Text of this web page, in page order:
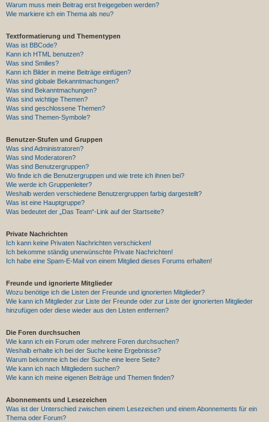
Warum muss mein Beitrag erst freigegeben werden?
Wie markiere ich ein Thema als neu?
Textformatierung und Thementypen
Was ist BBCode?
Kann ich HTML benutzen?
Was sind Smilies?
Kann ich Bilder in meine Beiträge einfügen?
Was sind globale Bekanntmachungen?
Was sind Bekanntmachungen?
Was sind wichtige Themen?
Was sind geschlossene Themen?
Was sind Themen-Symbole?
Benutzer-Stufen und Gruppen
Was sind Administratoren?
Was sind Moderatoren?
Was sind Benutzergruppen?
Wo finde ich die Benutzergruppen und wie trete ich ihnen bei?
Wie werde ich Gruppenleiter?
Weshalb werden verschiedene Benutzergruppen farbig dargestellt?
Was ist eine Hauptgruppe?
Was bedeutet der „Das Team“-Link auf der Startseite?
Private Nachrichten
Ich kann keine Privaten Nachrichten verschicken!
Ich bekomme ständig unerwünschte Private Nachrichten!
Ich habe eine Spam-E-Mail von einem Mitglied dieses Forums erhalten!
Freunde und ignorierte Mitglieder
Wozu benötige ich die Listen der Freunde und ignorierten Mitglieder?
Wie kann ich Mitglieder zur Liste der Freunde oder zur Liste der ignorierten Mitglieder
hinzufügen oder diese wieder aus den Listen entfernen?
Die Foren durchsuchen
Wie kann ich ein Forum oder mehrere Foren durchsuchen?
Weshalb erhalte ich bei der Suche keine Ergebnisse?
Warum bekomme ich bei der Suche eine leere Seite?
Wie kann ich nach Mitgliedern suchen?
Wie kann ich meine eigenen Beiträge und Themen finden?
Abonnements und Lesezeichen
Was ist der Unterschied zwischen einem Lesezeichen und einem Abonnements für ein
Thema oder Forum?